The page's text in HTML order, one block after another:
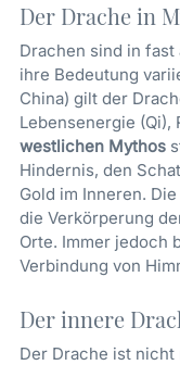
Der Drache in
Drachen sind in
ihre Bedeutung
China) gilt der
Lebensenergie (Qi),
westlichen Mythos
Hindernis, den
Gold im Inneren. Die
die Verkörperung
Orte. Immer jedoch
Verbindung von
Der innere
Der Drache ist